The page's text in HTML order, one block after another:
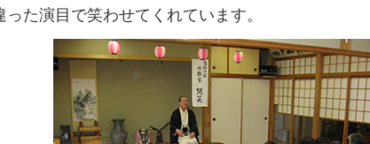
た演目で笑わせてくれています。